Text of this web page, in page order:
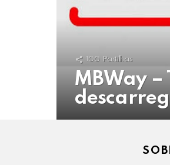
100 Partilhas
MBWay –